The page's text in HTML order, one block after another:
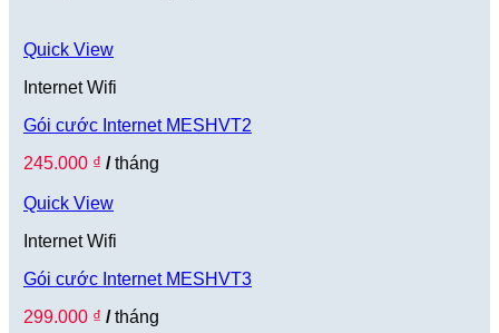
Quick View
Internet Wifi
Gói cước Internet MESHVT2
245.000 ₫ /tháng
Quick View
Internet Wifi
Gói cước Internet MESHVT3
299.000 ₫ /tháng